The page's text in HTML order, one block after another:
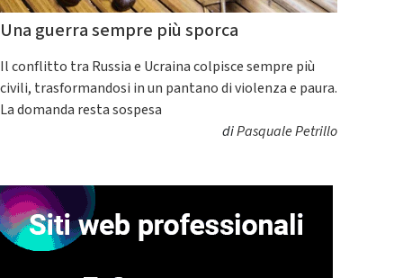
Una guerra sempre più sporca
Il conflitto tra Russia e Ucraina colpisce sempre più
civili, trasformandosi in un pantano di violenza e paura.
La domanda resta sospesa
diPasquale Petrillo